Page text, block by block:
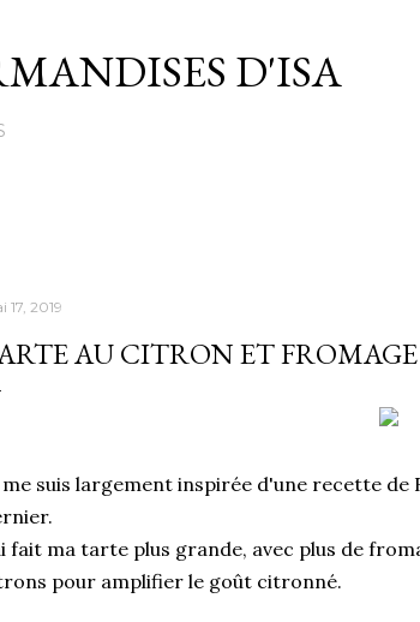
D'ISA
17, 2019
AU CITRON ET
me suis largement inspirée d'une recette de
fait ma tarte plus grande, avec plus de
pour amplifier le goût citronné.